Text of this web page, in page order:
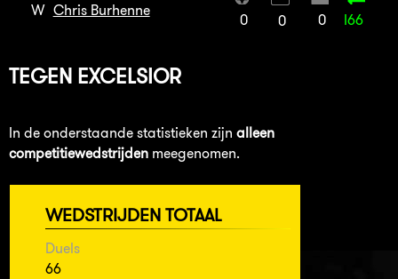
W Chris Burhenne
0 0 0 I66
TEGEN EXCELSIOR
In de onderstaande statistieken zijn alleen
competitiewedstrijden meegenomen.
WEDSTRIJDEN TOTAAL
Duels
66